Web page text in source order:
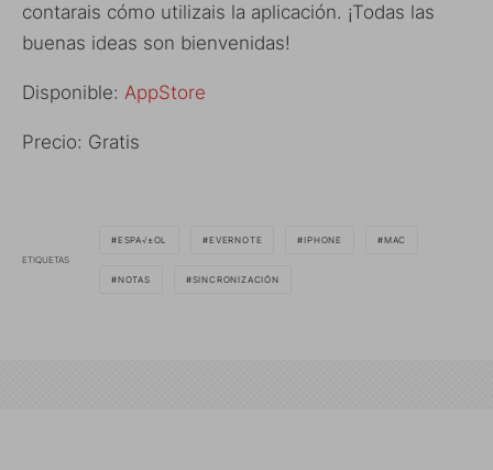
contarais cómo utilizais la aplicación. ¡Todas las
buenas ideas son bienvenidas!
Disponible: AppStore
Precio: Gratis
ETIQUETAS
ESPA√±OL EVERNOTE IPHONE MAC
NOTAS SINCRONIZACIÓN